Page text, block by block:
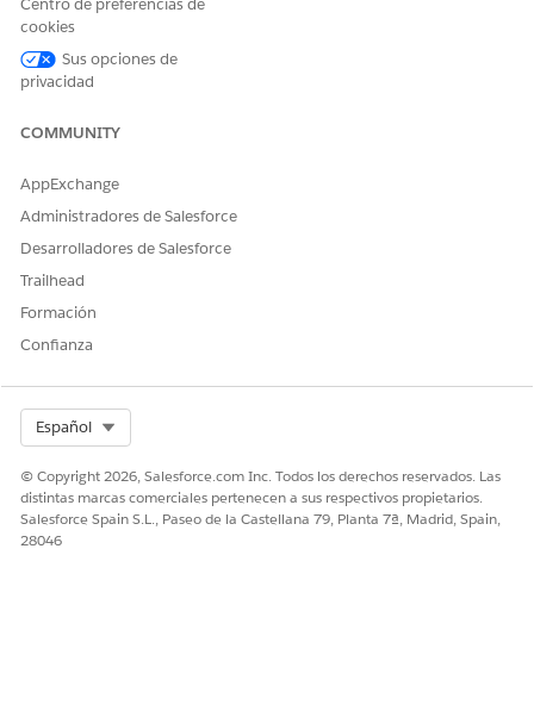
definición de integración, cree una definición de proceso
que los agentes de servicio puedan enviar notificaciones
remotas desde una página de registro Vehículo.
¿RESOLVIÓ ESTE ARTÍCULO SU PROBLEMA?
Centro de preferencias de
cookies
Sus opciones de
privacidad
COMMUNITY
AppExchange
Administradores de Salesforce
Desarrolladores de Salesforce
Trailhead
Formación
Confianza
Español
© Copyright 2026, Salesforce.com Inc. Todos los derechos reservados. Las
distintas marcas comerciales pertenecen a sus respectivos propietarios.
Salesforce Spain S.L., Paseo de la Castellana 79, Planta 7ª, Madrid, Spain,
28046